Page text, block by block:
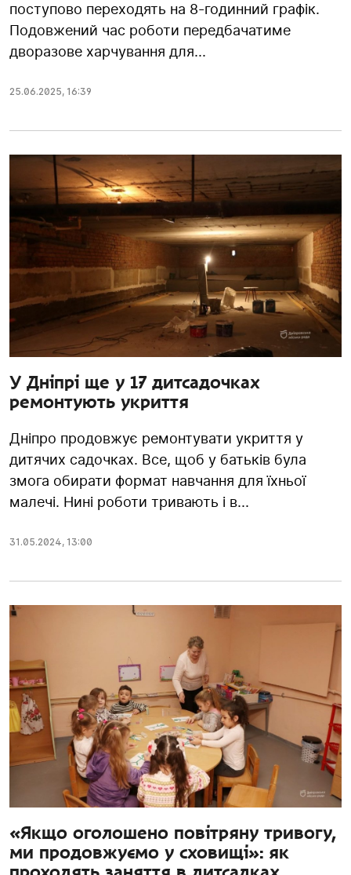
поступово переходять на 8-годинний графік.
Подовжений час роботи передбачатиме
дворазове харчування для...
25.06.2025, 16:39
У Дніпрі ще у 17 дитсадочках
ремонтують укриття
Дніпро продовжує ремонтувати укриття у
дитячих садочках. Все, щоб у батьків була
змога обирати формат навчання для їхньої
малечі. Нині роботи тривають і в...
31.05.2024, 13:00
«Якщо оголошено повітряну тривогу,
ми продовжуємо у сховищі»: як